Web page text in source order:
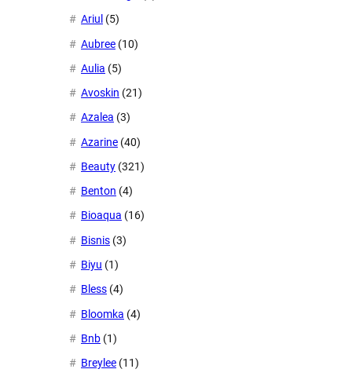
Ariul (5)
Aubree (10)
Aulia (5)
Avoskin (21)
Azalea (3)
Azarine (40)
Beauty (321)
Benton (4)
Bioaqua (16)
Bisnis (3)
Biyu (1)
Bless (4)
Bloomka (4)
Bnb (1)
Breylee (11)